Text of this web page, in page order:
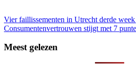
Bericht
navigatie
Vier faillissementen in Utrecht derde
Consumentenvertrouwen stijgt met 7
Meest gelezen